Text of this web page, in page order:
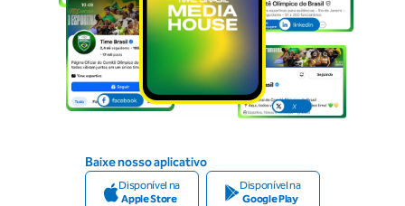
Baixe nosso aplicativo
Disponível na
Apple Store
Disponível na
Google Play